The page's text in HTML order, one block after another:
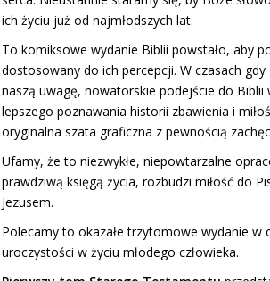
ich życiu już od najmłodszych lat.
To komiksowe wydanie Biblii powstało, aby
dostosowany do ich percepcji. W czasach
naszą uwagę, nowatorskie podejście do
lepszego poznawania historii zbawienia i
oryginalna szata graficzna z pewnością
Ufamy, że to niezwykłe, niepowtarzalne
prawdziwą księgą życia, rozbudzi miłość do
Jezusem.
Polecamy to okazałe trzytomowe wydanie
uroczystości w życiu młodego człowieka.